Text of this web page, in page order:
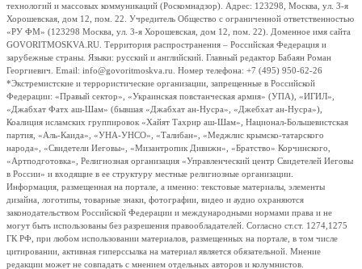
технологий и массовых коммуникаций (Роскомнадзор). Адрес: 123298, Москва, ул. 3-я
Хорошевская, дом 12, пом. 22. Учредитель Общество с ограниченной ответственностью
«РУ ФМ» (123298 Москва, ул. 3-я Хорошевская, дом 12, пом. 22). Доменное имя сайта
GOVORITMOSKVA.RU. Территория распространения – Российская Федерация и
зарубежные страны. Языки: русский и английский. Главный редактор Бабаян Роман
Георгиевич. Email: info@govoritmoskva.ru. Номер телефона: +7 (495) 950-62-26
*Экстремистские и террористические организации, запрещенные в Российской
Федерации: «Правый сектор», «Украинская повстанческая армия» (УПА), «ИГИЛ»,
«Джабхат Фатх аш-Шам» (бывшая «Джабхат ан-Нусра», «Джебхат ан-Нусра»),
Коалиция исламских группировок «Хайят Тахрир аш-Шам», Национал-Большевистская
партия, «Аль-Каида», «УНА-УНСО», «Талибан», «Меджлис крымско-татарского
народа», «Свидетели Иеговы», «Мизантропик Дивижн», «Братство» Корчинского,
«Артподготовка», Религиозная организация «Управленческий центр Свидетелей Иеговы
в России» и входящие в ее структуру местные религиозные организации.
Информация, размещенная на портале, а именно: текстовые материалы, элементы
дизайна, логотипы, товарные знаки, фотографии, видео и аудио охраняются
законодательством Российской Федерации и международными нормами права и не
могут быть использованы без разрешения правообладателей. Согласно ст.ст. 1274,1275
ГК РФ, при любом использовании материалов, размещенных на портале, в том числе
цитировании, активная гиперссылка на материал является обязательной. Мнение
редакции может не совпадать с мнением отдельных авторов и колумнистов.